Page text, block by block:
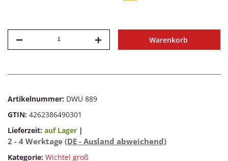
Warenkorb
Artikelnummer: DWU 889
GTIN: 4262386490301
Lieferzeit: auf Lager |
2 - 4 Werktage (DE - Ausland abweichend)
Kategorie: Wichtel groß